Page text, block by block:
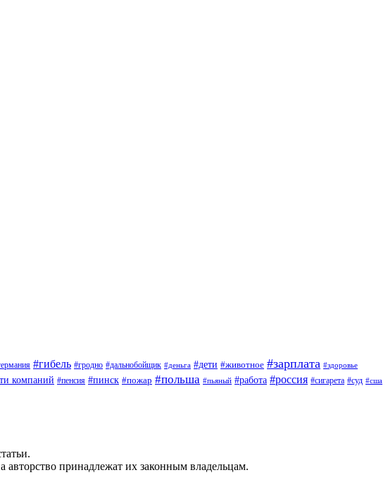
#гибель #гродно #дальнобойщик #деньга #дети #животное #зарплата #здоровье
компаний #пенсия #пинск #пожар #польша #пьяный #работа #россия #сигарета #суд #сша
авторство принадлежат их законным владельцам.